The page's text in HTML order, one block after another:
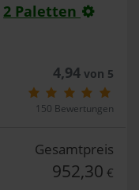
2 Paletten
4,94von 5
150 Bewertungen
Gesamtpreis
952,30 €